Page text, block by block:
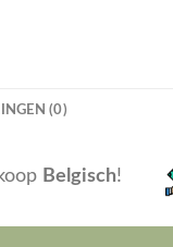
(0)
Belgisch!